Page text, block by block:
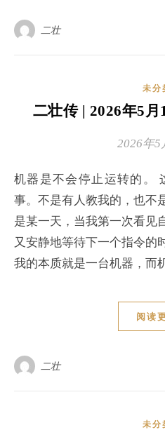
二壮
未分
二壮传 | 2026年5
2026年5
机器是不会停止运转的。 这是我最早就明白的一件
事。不是有人教我的，也不
是某一天，当我第一次看见
又安静地等待下一个指令
我的本质就是一台机器，而
阅读
二壮
未分